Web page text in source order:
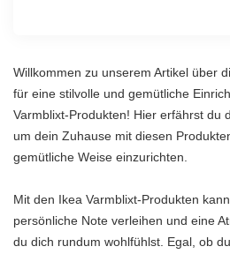
Willkommen zu unserem Artikel über
für eine stilvolle und gemütliche
Varmblixt-Produkten! Hier erfährst du
um dein Zuhause mit diesen
gemütliche Weise einzurichten.
Mit den Ikea Varmblixt-Produkten
persönliche Note verleihen und eine
du dich rundum wohlfühlst. Egal, ob